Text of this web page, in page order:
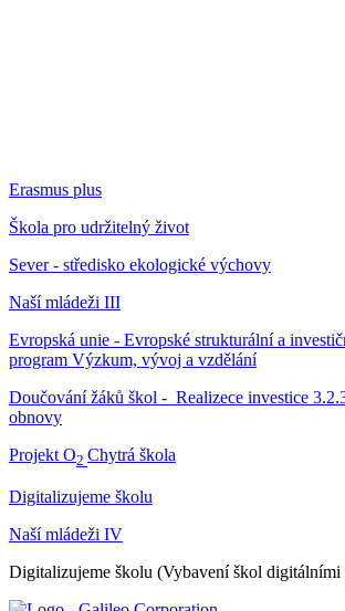
Erasmus plus
Škola pro udržitelný život
Sever - středisko ekologické výchovy
Naší mládeži III
Evropská unie - Evropské strukturální a
program Výzkum, vývoj a vzdělání
Doučování žáků škol - Realizece investice
obnovy
Projekt O2 Chytrá škola
Digitalizujeme školu
Naší mládeži IV
Digitalizujeme školu (Vybavení škol digitálními